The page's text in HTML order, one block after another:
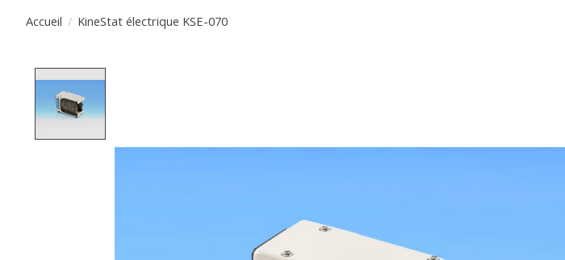
Accueil / KineStat électrique KSE-070